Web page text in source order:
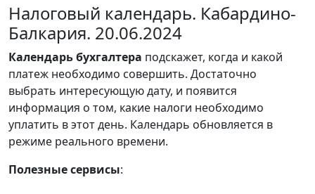
Налоговый календарь. Кабардино-
Балкария. 20.06.2024
Календарьбухгалтера подскажет, когда и какой
платеж необходимо совершить. Достаточно
выбрать интересующую дату, и появится
информация о том, какие налоги необходимо
уплатить в этот день. Календарь обновляется в
режиме реального времени.
Полезные сервисы: